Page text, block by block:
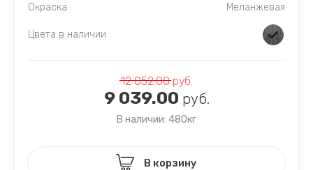
Окраска
Меланжевая
Цвета в наличии
12 052.00руб.
9 039.00 руб.
В наличии: 480кг
В корзину